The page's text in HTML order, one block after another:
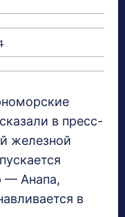
в пресс-
железной
— Анапа,
в